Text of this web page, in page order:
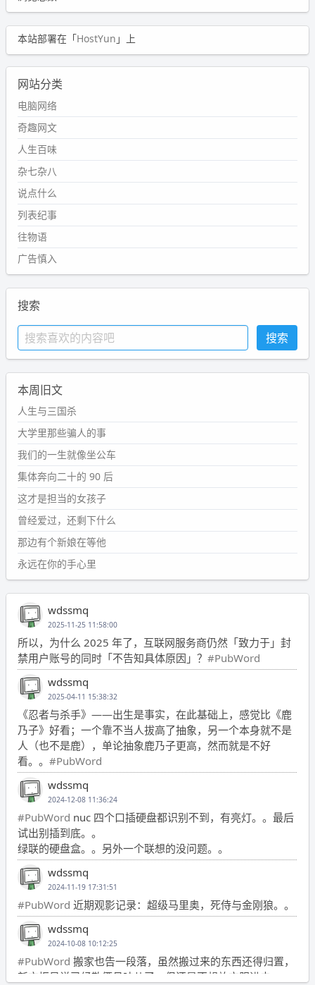
本站部署在「HostYun 」上
网站分类
电脑网络
奇趣网文
人生百味
杂七杂八
说点什么
列表纪事
往物语
广告慎入
搜索
本周旧文
人生与三国杀
大学里那些骗人的事
我们的一生就像坐公车
集体奔向二十的 90 后
这才是担当的女孩子
曾经爱过，还剩下什么
那边有个新娘在等他
永远在你的手心里
wdssmq
2025-11-25 11:58:00
所以，为什么 2025 年了，互联网服务商仍然「致力于」封
禁用户账号的同时「不告知具体原因」？ #PubWord
wdssmq
2025-04-11 15:38:32
《忍者与杀手》——出生是事实，在此基础上，感觉比《鹿
乃子》好看；一个靠不当人拔高了抽象，另一个本身就不是
人（也不是鹿），单论抽象鹿乃子更高，然而就是不好
看。。 #PubWord
wdssmq
2024-12-08 11:36:24
#PubWord nuc 四个口插硬盘都识别不到，有亮灯。。最后
试出别插到底。。
绿联的硬盘盒。。另外一个联想的没问题。。
wdssmq
2024-11-19 17:31:51
#PubWord 近期观影记录：超级马里奥，死侍与金刚狼。。
wdssmq
2024-10-08 10:12:25
#PubWord 搬家也告一段落，虽然搬过来的东西还得归置，
新衣柜虽说已经散俩月味儿了，但还是不想放衣服进去。